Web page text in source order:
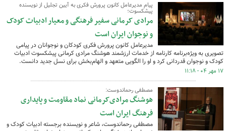
پیام مدیرعامل کانون پرورش فکری به آیین تجلیل از نویسنده
پیشکسوت؛
مرادی کرمانی سفیر فرهنگی و معیار ادبیات کودک
و نوجوان ایران است
مدیرعامل کانون پرورش فکری کودکان و نوجوانان در پیامی
تصویری به ویژه‌برنامه کارنامه از خدمات ارزشمند هوشنگ مرادی کرمانی پیشکسوت ادبیات
کودک و نوجوان قدردانی کرد و او را الگویی متعهد و الهام‌بخش برای نسل جدید دانست.
۱۷ مهر ۰۴ - ۱۱:۱۸
مصطفی رحماندوست:
هوشنگ مرادی‌کرمانی نماد مقاومت و پایداری
فرهنگ ایران است
مصطفی رحماندوست، شاعر و نویسنده برجسته ادبیات کودک و